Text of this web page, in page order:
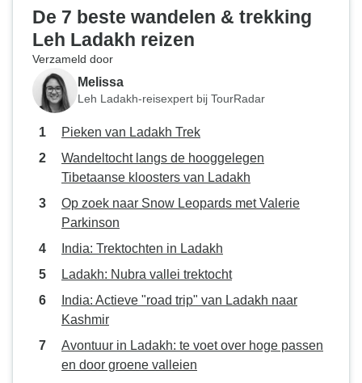
De 7 beste wandelen & trekking
Leh Ladakh reizen
Verzameld door
Melissa
Leh Ladakh-reisexpert bij TourRadar
Pieken van Ladakh Trek
Wandeltocht langs de hooggelegen
Tibetaanse kloosters van Ladakh
Op zoek naar Snow Leopards met Valerie
Parkinson
India: Trektochten in Ladakh
Ladakh: Nubra vallei trektocht
India: Actieve "road trip" van Ladakh naar
Kashmir
Avontuur in Ladakh: te voet over hoge passen
en door groene valleien